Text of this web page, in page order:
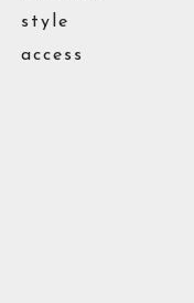
style
access